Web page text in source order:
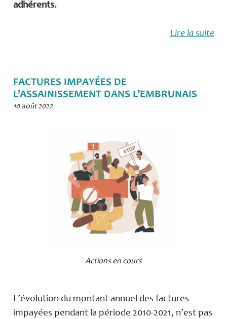
adhérents.
Lire la suite
FACTURES IMPAYÉES DE
L’ASSAINISSEMENT DANS L’EMBRUNAIS
10 août 2022
Actions en cours
L’évolution du montant annuel des factures
impayées pendant la période 2010-2021, n’est pas